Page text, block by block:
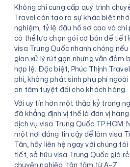
Không chỉ cung cấp quy trình
Travel còn tạo ra sự khác biệt
nghiệm, tỷ lệ đậu hồ sơ cao và chi
có thể lựa chọn gói cơ bản để tiết
visa Trung Quốc nhanh chóng
gian xử lý rút gọn nhưng vẫn đảm
hợp lệ. Đặc biệt, Phúc Thịnh
phí, không phát sinh phụ phí
an tâm tuyệt đối cho khách hàng.
Với uy tín hơn một thập kỷ trong
đã khẳng định vị thế là đơn vị
dịch vụ visa Trung Quốc TP.HCM.
một nơi đáng tin cậy để làm visa
Tân, hãy liên hệ ngay với chúng
tiết, sở hữu visa Trung Quốc giá